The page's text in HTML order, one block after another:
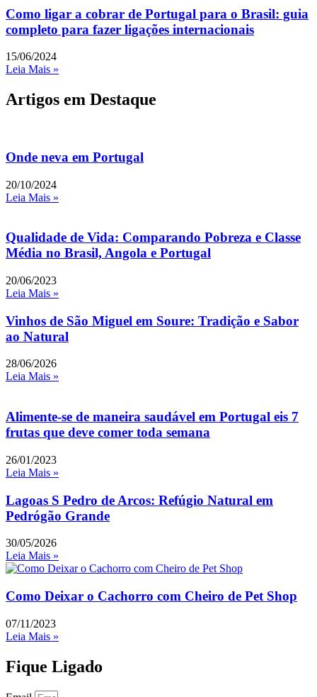
Como ligar a cobrar de Portugal para o Brasil: guia
completo para fazer ligações internacionais
15/06/2024
Leia Mais »
Artigos em Destaque
Onde neva em Portugal​
20/10/2024
Leia Mais »
Qualidade de Vida: Comparando Pobreza e Classe
Média no Brasil, Angola e Portugal
20/06/2023
Leia Mais »
Vinhos de São Miguel em Soure: Tradição e Sabor
ao Natural
28/06/2026
Leia Mais »
Alimente-se de maneira saudável em Portugal eis 7
frutas que deve comer toda semana
26/01/2023
Leia Mais »
Lagoas S Pedro de Arcos: Refúgio Natural em
Pedrógão Grande
30/05/2026
Leia Mais »
Como Deixar o Cachorro com Cheiro de Pet Shop
07/11/2023
Leia Mais »
Fique Ligado